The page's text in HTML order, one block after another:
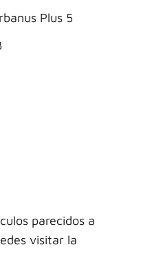
Plus 5
parecidos a
visitar la